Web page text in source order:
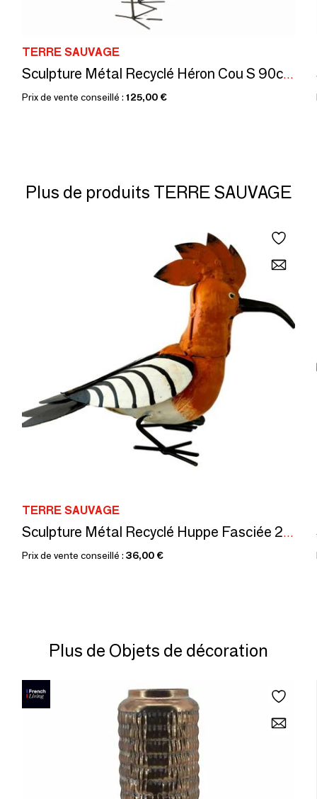
TERRE SAUVAGE
Sculpture Métal Recyclé Héron Cou S 90cm
Prix de vente conseillé : 125,00 €
Plus de produits TERRE SAUVAGE
TERRE SAUVAGE
Sculpture Métal Recyclé Huppe Fasciée 27cm
Prix de vente conseillé : 36,00 €
Plus de Objets de décoration